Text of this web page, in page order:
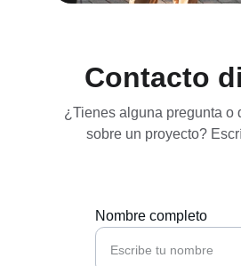
Contacto
Nombre completo
¿Tienes alguna pregunta o
sobre un proyecto?